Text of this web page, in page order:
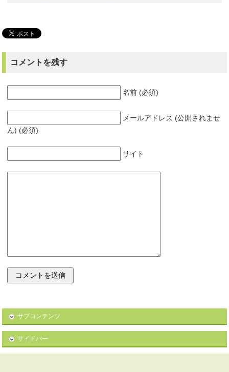
コメントを残す
名前 (必須)
メールアドレス (公開されませ
ん) (必須)
サイト
サブコンテンツ
サイドバー